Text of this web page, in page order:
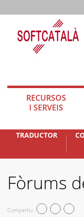
RECURSOS
I SERVEIS
TRADUCTOR
Fòrums
Compartiu